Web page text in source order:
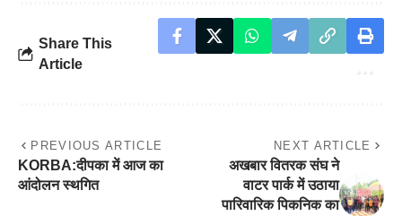
Share This
Article
PREVIOUS ARTICLE
KORBA:दीपका में आज का
आंदोलन स्थगित
NEXT ARTICLE
अखबार वितरक संघ ने
वाटर पार्क में उठाया
पारिवारिक पिकनिक का